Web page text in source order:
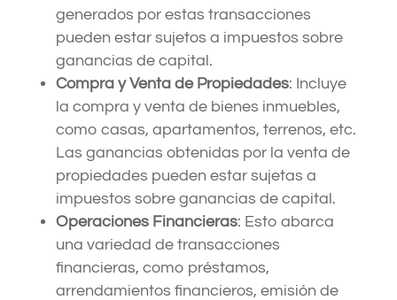
generados por estas transacciones
pueden estar sujetos a impuestos sobre
ganancias de capital.
Compra y Venta de Propiedades: Incluye
la compra y venta de bienes inmuebles,
como casas, apartamentos, terrenos, etc.
Las ganancias obtenidas por la venta de
propiedades pueden estar sujetas a
impuestos sobre ganancias de capital.
Operaciones Financieras: Esto abarca
una variedad de transacciones
financieras, como préstamos,
arrendamientos financieros, emisión de